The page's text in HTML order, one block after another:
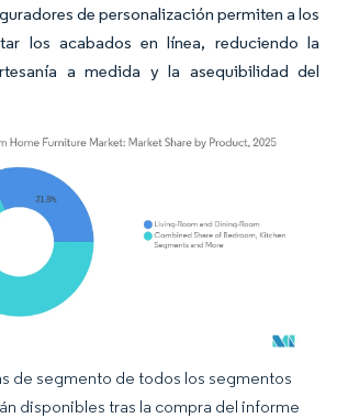
de personalización permiten a los
los acabados en línea, reduciendo la
a medida y la asequibilidad del
El uso requiere atribución según CC BY 4.0.
de segmento de todos los segmentos
disponibles tras la compra del informe